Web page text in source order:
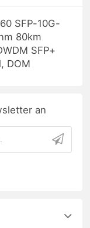
SFP-10G-
80km
SFP+
DOM
an